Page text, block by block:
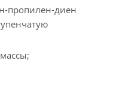
пропилен-диен